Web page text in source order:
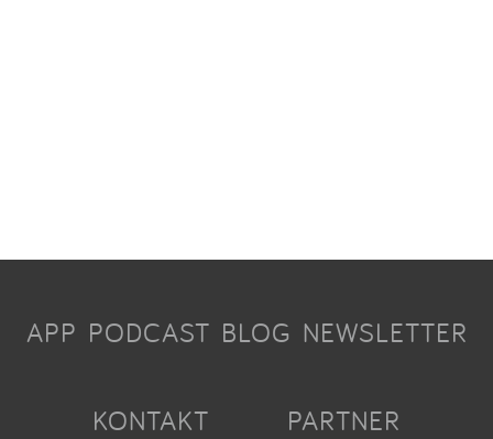
APP PODCAST BLOG NEWSLETTER
KONTAKT PARTNER